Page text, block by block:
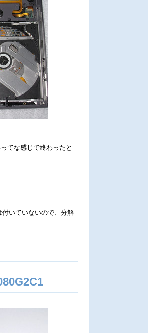
てな感じで終わったと
いていないので、分解